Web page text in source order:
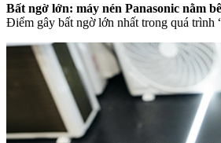
Bất ngờ lớn: máy nén Panasonic nằm
Điểm gây bất ngờ lớn nhất trong quá trình